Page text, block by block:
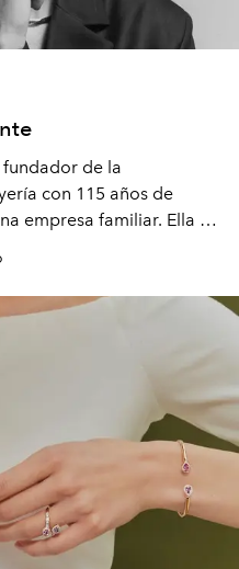
de la
con 115 años de
empresa familiar. Ella es
suman nuevos año a
no ha cambiado: no
ni de los metales.